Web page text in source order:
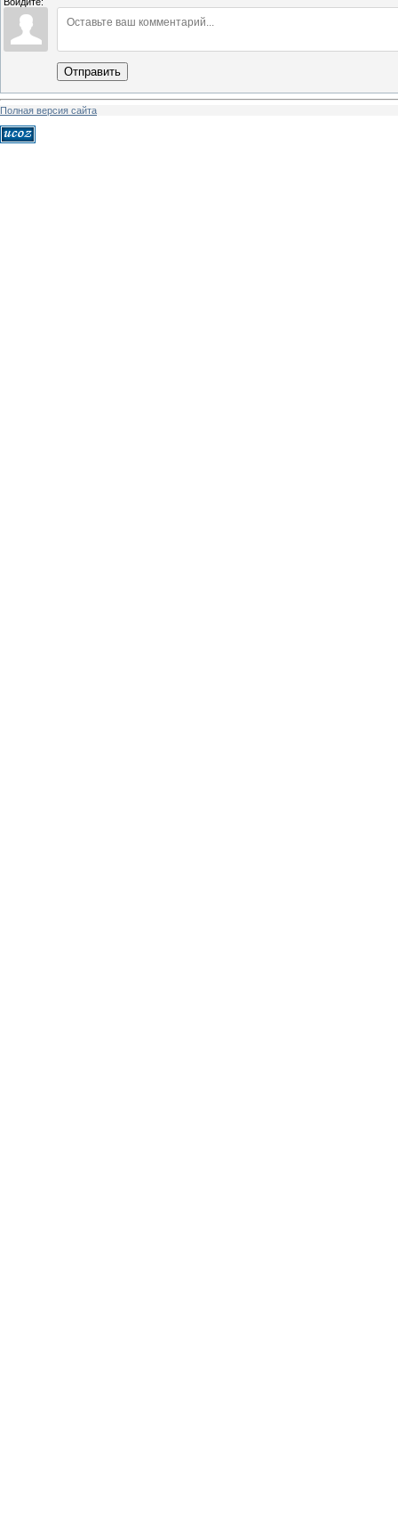
Отправить
Полная версия сайта